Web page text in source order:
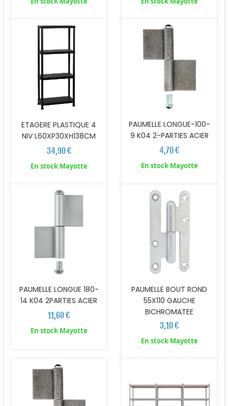
ETAGERE PLASTIQUE 4
NIV L60XP30XH138CM
34,90 €
En stock Mayotte
PAUMELLE LONGUE-100-
9 K04 2-PARTIES ACIER
4,70 €
En stock Mayotte
PAUMELLE LONGUE 180-
14 K04 2PARTIES ACIER
11,60 €
En stock Mayotte
PAUMELLE BOUT ROND
55X110 GAUCHE
BICHROMATEE
3,10 €
En stock Mayotte